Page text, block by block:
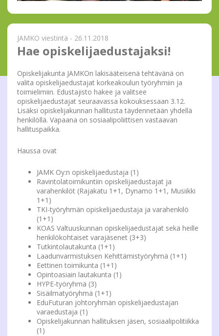
JAMKO viestintä - 26.11.2018
Hae opiskelijaedustajaksi!
Opiskelijakunta JAMKOn lakisääteisenä tehtävänä on
valita opiskelijaedustajat korkeakoulun työryhmiin ja
toimielimiin. Edustajisto hakee ja valitsee
opiskelijaedustajat seuraavassa kokouksessaan 3.12.
Lisäksi opiskelijakunnan hallitusta täydennetään yhdellä
henkilöllä. Vapaana on sosiaalipoliittisen vastaavan
hallituspaikka.
Haussa ovat
JAMK Oy:n opiskelijaedustaja (1)
Ravintolatoimikuntiin opiskelijaedustajat ja
varahenkilöt (Rajakatu 1+1, Dynamo 1+1, Musiikki
1+1)
TKI-työryhmän opiskelijaedustaja ja varahenkilö
(1+1)
KOAS Valtuuskunnan opiskelijaedustajat sekä heille
henkilökohtaiset varajäsenet (3+3)
Tutkintolautakunta (1+1)
Laadunvarmistuksen Kehittämistyöryhmä (1+1)
Eettinen toimikunta (1+1)
Opintoasiain lautakunta (1)
HYPE-työryhmä (3)
Sisäilmatyöryhmä (1+1)
EduFuturan johtoryhmän opiskelijaedustajan
varaedustaja (1)
Opiskelijakunnan hallituksen jäsen, sosiaalipolitiikka
(1)